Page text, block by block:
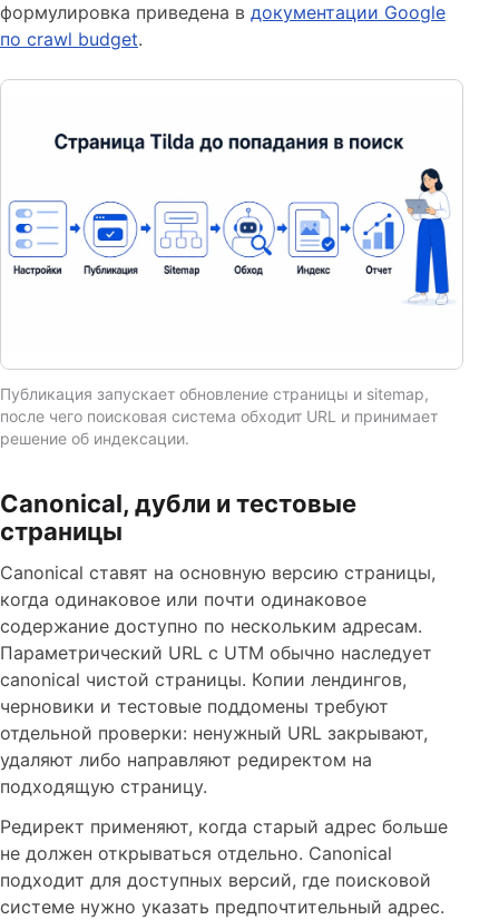
формулировка приведена в документации Google
по crawl budget.
Публикация запускает обновление страницы и sitemap,
после чего поисковая система обходит URL и принимает
решение об индексации.
Canonical, дубли и тестовые
страницы
Canonical ставят на основную версию страницы,
когда одинаковое или почти одинаковое
содержание доступно по нескольким адресам.
Параметрический URL с UTM обычно наследует
canonical чистой страницы. Копии лендингов,
черновики и тестовые поддомены требуют
отдельной проверки: ненужный URL закрывают,
удаляют либо направляют редиректом на
подходящую страницу.
Редирект применяют, когда старый адрес больше
не должен открываться отдельно. Canonical
подходит для доступных версий, где поисковой
системе нужно указать предпочтительный адрес.